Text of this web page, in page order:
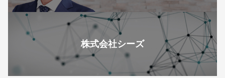
株式会社シーズ